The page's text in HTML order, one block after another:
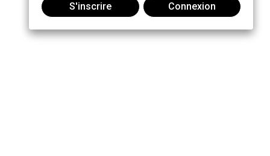
S'inscrire Connexion